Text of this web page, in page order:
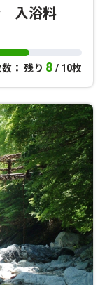
入浴料
： 残り 8 / 10枚